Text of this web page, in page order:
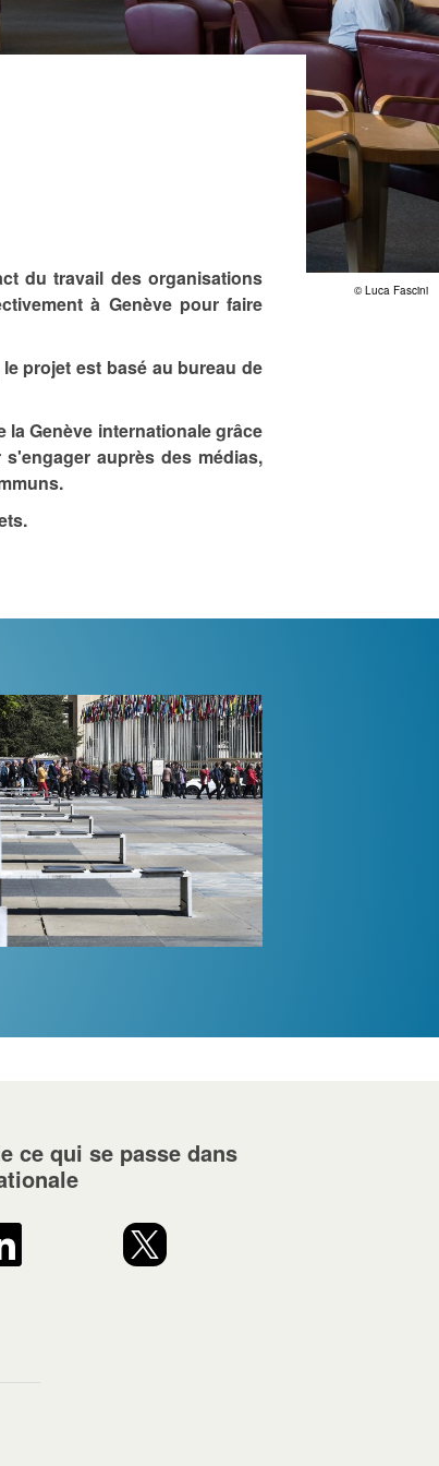
© Luca Fascini
du travail des organisations
à Genève pour faire
projet est basé au bureau de
Genève internationale grâce
auprès des médias,
ce qui se passe dans